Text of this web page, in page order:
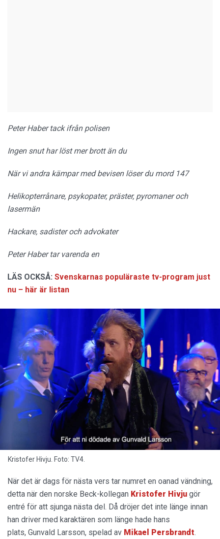
Peter Haber tack ifrån polisen
Ingen snut har löst mer brott än du
När vi andra kämpar med bevisen löser du mord 147
Helikopterrånare, psykopater, präster, pyromaner och
lasermän
Hackare, sadister och advokater
Peter Haber tar varenda en
LÄS OCKSÅ: Svenskarnas populäraste tv-program just
nu – här är listan
Kristofer Hivju. Foto: TV4.
När det är dags för nästa vers tar numret en oanad vändning,
detta när den norske Beck-kollegan Kristofer Hivju gör
entré för att sjunga nästa del. Då dröjer det inte länge innan
han driver med karaktären som länge hade hans
plats, Gunvald Larsson, spelad av Mikael Persbrandt.